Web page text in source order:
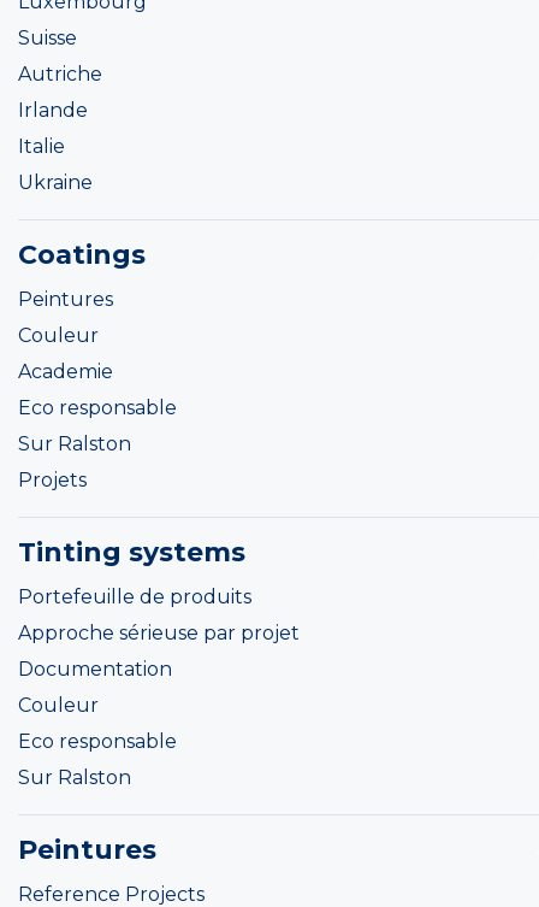
Suisse
Autriche
Irlande
Italie
Ukraine
Coatings
Peintures
Couleur
Academie
Eco responsable
Sur Ralston
Projets
Tinting systems
Portefeuille de produits
Approche sérieuse par projet
Documentation
Couleur
Eco responsable
Sur Ralston
Peintures
Reference Projects